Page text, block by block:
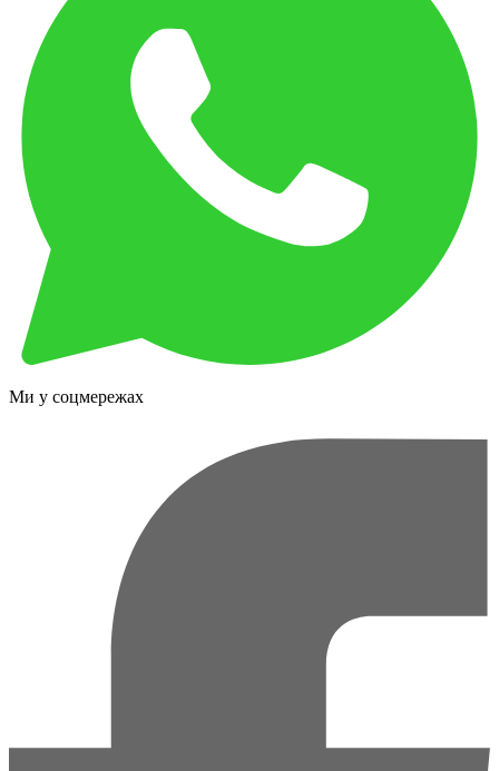
Ми у соцмережах